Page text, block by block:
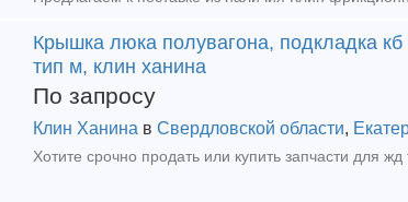
Крышка люка полувагона, подкладка
тип м, клин ханина
По запросу
Клин Ханина в Свердловской области,